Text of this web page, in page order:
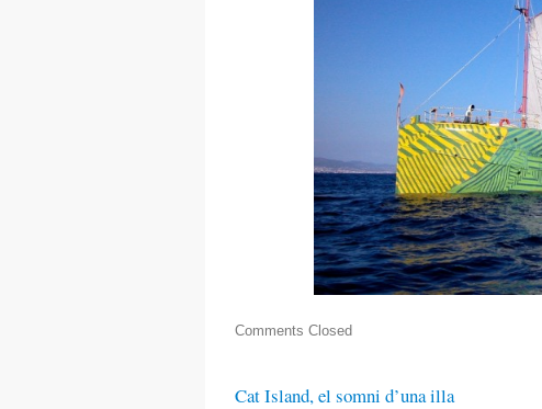
Comments Closed
Cat Island, el somni d’una illa